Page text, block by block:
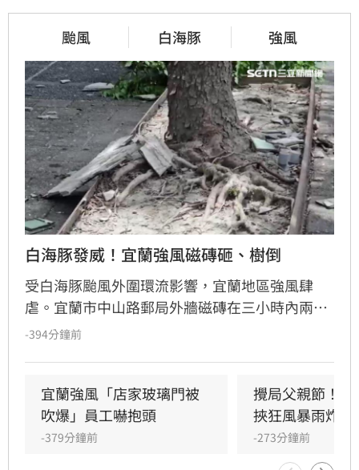
颱風 白海豚 強風
白海豚發威！宜蘭強風磁磚砸、樹倒
受白海豚颱風外圍環流影響，宜蘭地區強風肆
虐。宜蘭市中山路郵局外牆磁磚在三小時內兩度
剝落，武營街亦發生磁磚砸地險象，所幸無人傷
全面停駛。
-394分鐘前
宜蘭強風「店家玻璃門被
吹爆」員工嚇抱頭
-379分鐘前
攪局父親節！
挾狂風暴雨炸雙
-273分鐘前